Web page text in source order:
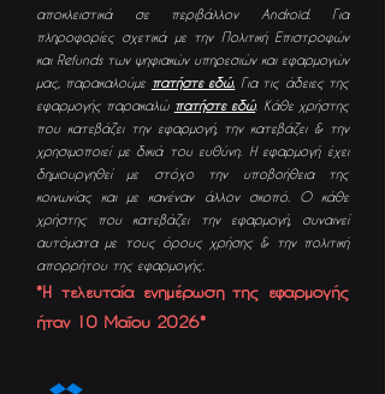
αποκλειστικά σε περιβάλλον Android. Για
πληροφορίες σχετικά με την Πολιτική Επιστροφών
και Refunds των ψηφιακών υπηρεσιών και εφαρμογών
μας, παρακαλούμε πατήστε εδώ. Για τις άδειες της
εφαρμογής παρακαλώ πατήστε εδώ. Κάθε χρήστης
που κατεβάζει την εφαρμογή, την κατεβάζει & την
χρησιμοποιεί με δικιά του ευθύνη. Η εφαρμογή έχει
δημιουργηθεί με στόχο την υποβοήθεια της
κοινωνίας και με κανέναν άλλον σκοπό. Ο κάθε
χρήστης που κατεβάζει την εφαρμογή, συναινεί
αυτόματα με τους όρους χρήσης & την πολιτική
απορρήτου της εφαρμογής.
*Η τελευταία ενημέρωση της εφαρμογής
ήταν 10 Μαΐου 2026* ​